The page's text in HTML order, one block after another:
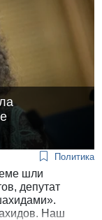
Политика
шли
депутат
Наш